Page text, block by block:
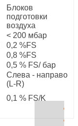
Блоков
подготовки
воздуха
< 200 мбар
0,2 %FS
0,8 %FS
0,5 % FS/ бар
Слева - направо
(L-R)
0,1 % FS/K